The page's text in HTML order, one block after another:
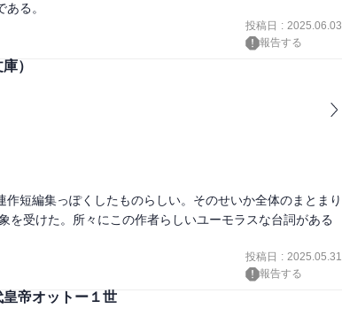
る。
投稿日 : 2025.06.03
報告する
）
短編集っぽくしたものらしい。そのせいか全体のまとまり
を受けた。所々にこの作者らしいユーモラスな台詞がある
投稿日 : 2025.05.31
報告する
帝オットー１世